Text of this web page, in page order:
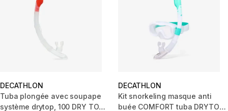
DECATHLON
Tuba plongée avec soupape
système drytop, 100 DRY TOP
DECATHLON
Kit snorkeling masque anti
buée COMFORT tuba DRYTOP,